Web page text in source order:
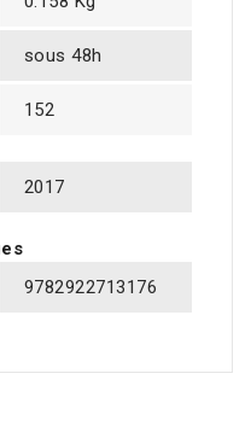
sous 48h
152
2017
9782922713176